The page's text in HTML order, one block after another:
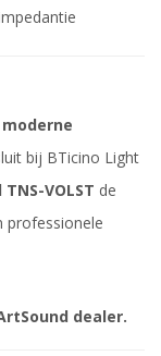
moderne
bij BTicino Light
VOLST de
professionele
dealer.